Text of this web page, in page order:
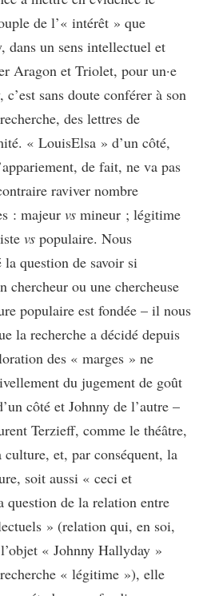
de l’« intérêt » que
dans un sens intellectuel et
Aragon et Triolet, pour un·e
sans doute conférer à son
des lettres de
« LouisElsa » d’un côté,
de fait, ne va pas
raviver nombre
: majeur vs mineur ; légitime
vs populaire. Nous
question de savoir si
chercheur ou une chercheuse
populaire est fondée – il nous
la recherche a décidé depuis
des « marges » ne
du jugement de goût
côté et Johnny de l’autre –
Terzieff, comme le théâtre,
et, par conséquent, la
soit aussi « ceci et
question de la relation entre
» (relation qui, en soi,
« Johnny Hallyday »
« légitime »), elle